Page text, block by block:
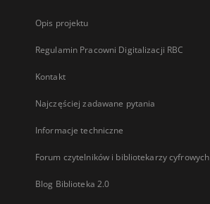
Opis projektu
Regulamin Pracowni Digitalizacji RBC
Kontakt
Najczęściej zadawane pytania
Informacje techniczne
Forum czytelników i bibliotekarzy cyfrowych
Blog Biblioteka 2.0